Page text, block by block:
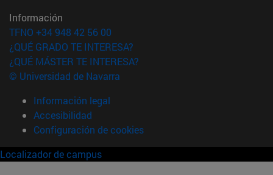
Información
TFNO +34 948 42 56 00
¿QUÉ GRADO TE INTERESA?
¿QUÉ MÁSTER TE INTERESA?
© Universidad de Navarra
Información legal
Accesibilidad
Configuración de cookies
Localizador de campus